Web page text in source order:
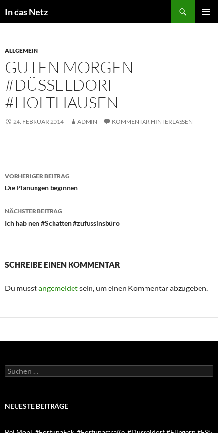
Inhalt
In das Netz
ALLGEMEIN
GUTEN MORGEN
#DÜSSELDORF
#HOLTHAUSEN
24. FEBRUAR 2014 ADMIN KOMMENTAR HINTERLASSEN
Beitragsnavigation
VORHERIGER BEITRAG
Die Planungen beginnen
NÄCHSTER BEITRAG
Ich hab nen #Schatten #zufussinsbüro
SCHREIBE EINEN KOMMENTAR
Du musstangemeldetsein, um einen Kommentar abzugeben.
Suchen
nach:
NEUESTE BEITRÄGE